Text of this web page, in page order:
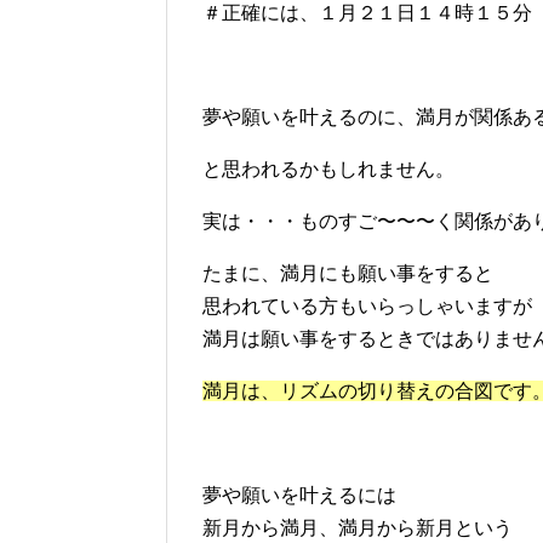
＃正確には、１月２１日１４時１５分
夢や願いを叶えるのに、満月が関係あ
と思われるかもしれません。
実は・・・ものすご〜〜〜く関係があ
たまに、満月にも願い事をすると
思われている方もいらっしゃいますが
満月は願い事をするときではありませ
満月は、リズムの切り替えの合図です。
夢や願いを叶えるには
新月から満月、満月から新月という